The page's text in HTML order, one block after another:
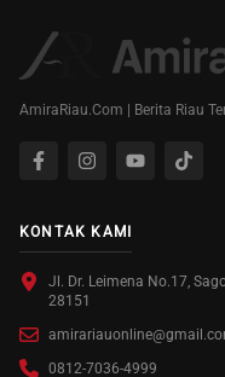
AmiraRiau.Com | Berita Riau
KONTAK KAMI
Jl. Dr. Leimena No.17,
28151
0812-7036-4999